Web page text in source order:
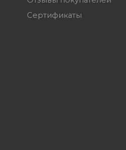
Сертификаты